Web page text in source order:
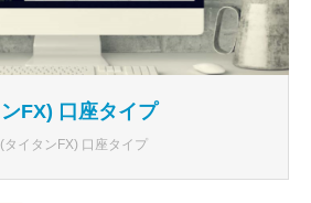
FX) 口座タイプ
タイタンFX) 口座タイプ